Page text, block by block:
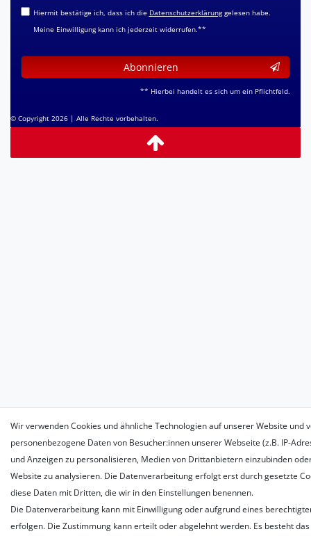
Hiermit bestätige ich, dass ich die Daten­schutz­erklärunggelesen habe.
Meine Einwilligung kann ich jederzeit widerrufen.**
Abonnieren
** Hierbei handelt es sich um ein Pflichtfeld.
© Copyright 2026 | Alle Rechte vorbehalten.
Wir verwenden Cookies und ähnliche Technologien auf unserer Website und
personenbezogene Daten von Besucher:innen unserer Webseite (z.B. IP-
und Anzeigen zu personalisieren, Medien von Drittanbietern einzubinden
Website zu analysieren. Die Datenverarbeitung erfolgt erst durch gesetzte
diese Daten mit Dritten, die wir in den Einstellungen benennen.
Die Datenverarbeitung kann mit Einwilligung oder aufgrund eines
erfolgen. Die Zustimmung kann erteilt oder abgelehnt werden. Es besteht das